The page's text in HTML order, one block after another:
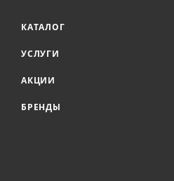
КАТАЛОГ
УСЛУГИ
АКЦИИ
БРЕНДЫ